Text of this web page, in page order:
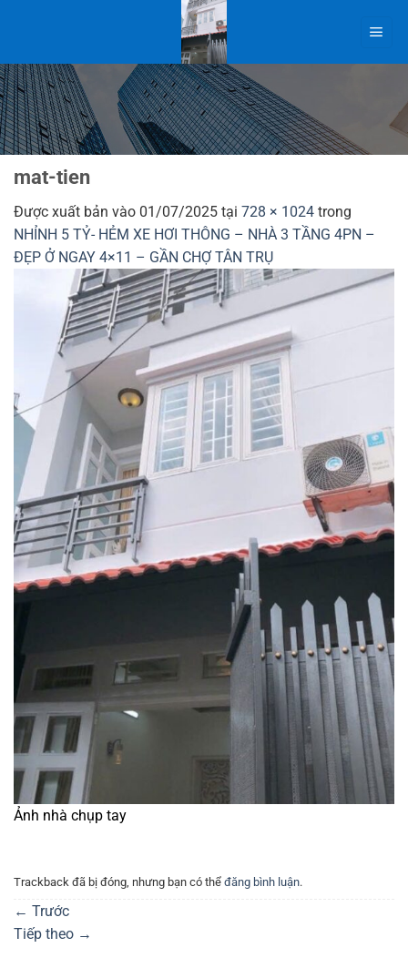
dung
mat-tien
Được xuất bản vào 01/07/2025 tại 728 × 1024 trong
NHỈNH 5 TỶ- HẺM XE HƠI THÔNG – NHÀ 3 TẦNG 4PN –
ĐẸP Ở NGAY 4×11 – GẦN CHỢ TÂN TRỤ
Ảnh nhà chụp tay
Trackback đã bị đóng, nhưng bạn có thể đăng bình luận.
← Trước
Tiếp theo →